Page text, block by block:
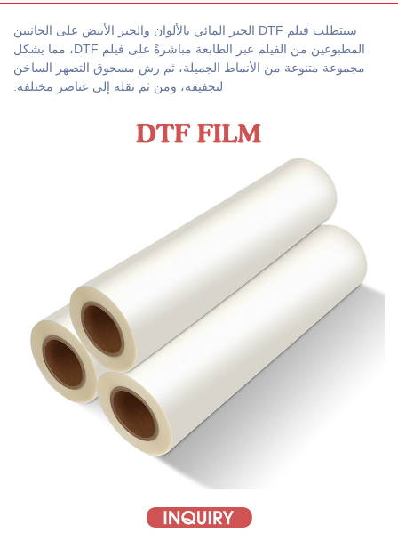
سيتطلب فيلم DTF الحبر المائي بالألوان والحبر الأبيض على الجانبين
المطبوعين من الفيلم عبر الطابعة مباشرةً على فيلم DTF، مما يشكل
مجموعة متنوعة من الأنماط الجميلة، ثم رش مسحوق التصهر الساخن
لتجفيفه، ومن ثم نقله إلى عناصر مختلفة.